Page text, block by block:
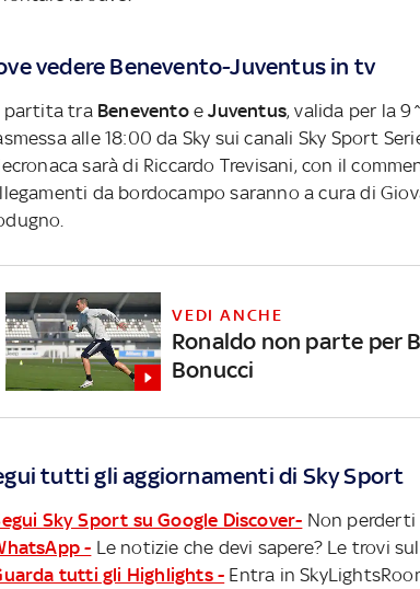
vedere Benevento-Juventus in tv
partita tra BeneventoeJuventus, valida per la
alle 18:00 da Sky sui canali Sky Sport
sarà di Riccardo Trevisani, con il
da bordocampo saranno a cura di
VEDI ANCHE
Ronaldo non parte per
Bonucci
tutti gli aggiornamenti di Sky Sport
Sky Sport su Google Discover- Non perderti
- Le notizie che devi sapere? Le trovi
tutti gli Highlights - Entra in